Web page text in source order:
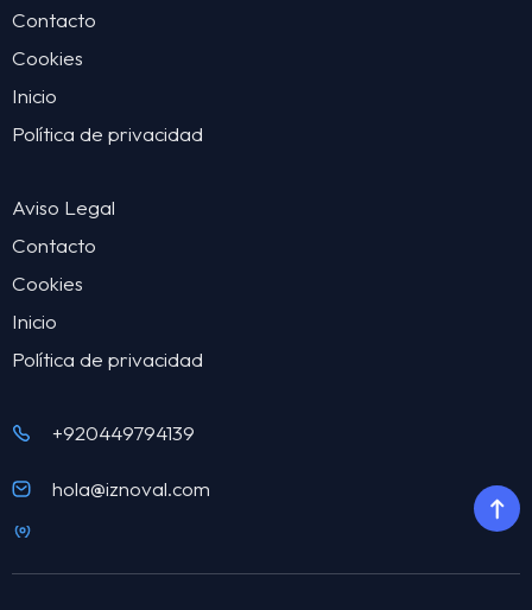
Contacto
Cookies
Inicio
Política de privacidad
Aviso Legal
Contacto
Cookies
Inicio
Política de privacidad
+920449794139
hola@iznoval.com